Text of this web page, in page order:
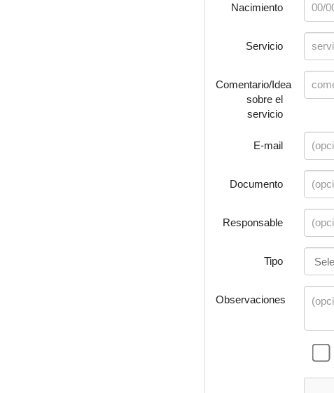
Nacimiento
Servicio
Comentario/Idea
sobre el
servicio
E-mail
Documento
Responsable
Tipo
Observaciones